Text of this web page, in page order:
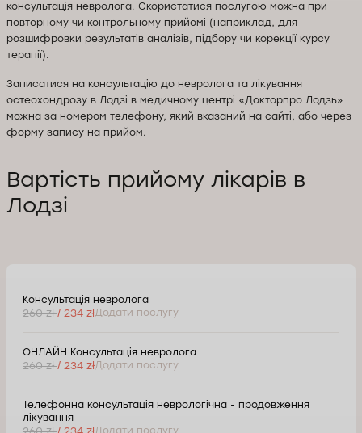
консультація невролога. Скористатися послугою можна при
повторному чи контрольному прийомі (наприклад, для
розшифровки результатів аналізів, підбору чи корекції курсу
терапії).
Записатися на консультацію до невролога та лікування
остеохондрозу в Лодзі в медичному центрі «Докторпро Лодзь»
можна за номером телефону, який вказаний на сайті, або через
форму запису на прийом.
Вартість прийому лікарів в
Лодзі
Консультація невролога
260 zł/ 234 złДодати послугу
ОНЛАЙН Консультація невролога
260 zł/ 234 złДодати послугу
Телефонна консультація неврологічна - продовження
лікування
260 zł/ 234 złДодати послугу